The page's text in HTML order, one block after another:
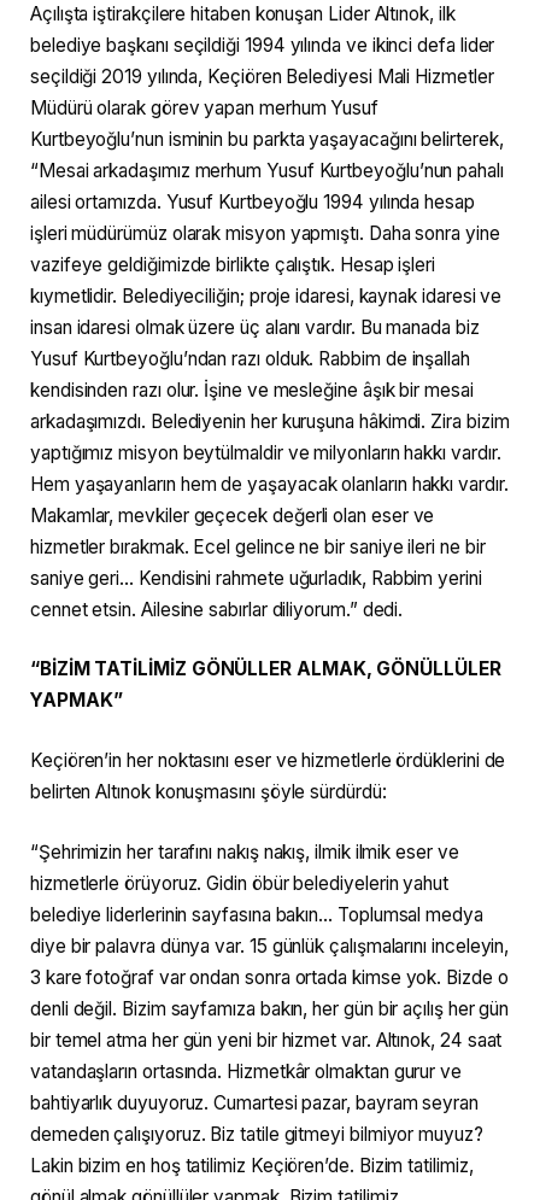
Açılışta iştirakçilere hitaben konuşan Lider Altınok, ilk
belediye başkanı seçildiği 1994 yılında ve ikinci defa lider
seçildiği 2019 yılında, Keçiören Belediyesi Mali Hizmetler
Müdürü olarak görev yapan merhum Yusuf
Kurtbeyoğlu’nun isminin bu parkta yaşayacağını belirterek,
“Mesai arkadaşımız merhum Yusuf Kurtbeyoğlu’nun pahalı
ailesi ortamızda. Yusuf Kurtbeyoğlu 1994 yılında hesap
işleri müdürümüz olarak misyon yapmıştı. Daha sonra yine
vazifeye geldiğimizde birlikte çalıştık. Hesap işleri
kıymetlidir. Belediyeciliğin; proje idaresi, kaynak idaresi ve
insan idaresi olmak üzere üç alanı vardır. Bu manada biz
Yusuf Kurtbeyoğlu’ndan razı olduk. Rabbim de inşallah
kendisinden razı olur. İşine ve mesleğine âşık bir mesai
arkadaşımızdı. Belediyenin her kuruşuna hâkimdi. Zira bizim
yaptığımız misyon beytülmaldir ve milyonların hakkı vardır.
Hem yaşayanların hem de yaşayacak olanların hakkı vardır.
Makamlar, mevkiler geçecek değerli olan eser ve
hizmetler bırakmak. Ecel gelince ne bir saniye ileri ne bir
saniye geri… Kendisini rahmete uğurladık, Rabbim yerini
cennet etsin. Ailesine sabırlar diliyorum.” dedi.
“BİZİM TATİLİMİZ GÖNÜLLER ALMAK, GÖNÜLLÜLER
YAPMAK”
Keçiören’in her noktasını eser ve hizmetlerle ördüklerini de
belirten Altınok konuşmasını şöyle sürdürdü:
“Şehrimizin her tarafını nakış nakış, ilmik ilmik eser ve
hizmetlerle örüyoruz. Gidin öbür belediyelerin yahut
belediye liderlerinin sayfasına bakın… Toplumsal medya
diye bir palavra dünya var. 15 günlük çalışmalarını inceleyin,
3 kare fotoğraf var ondan sonra ortada kimse yok. Bizde o
denli değil. Bizim sayfamıza bakın, her gün bir açılış her gün
bir temel atma her gün yeni bir hizmet var. Altınok, 24 saat
vatandaşların ortasında. Hizmetkâr olmaktan gurur ve
bahtiyarlık duyuyoruz. Cumartesi pazar, bayram seyran
demeden çalışıyoruz. Biz tatile gitmeyi bilmiyor muyuz?
Lakin bizim en hoş tatilimiz Keçiören’de. Bizim tatilimiz,